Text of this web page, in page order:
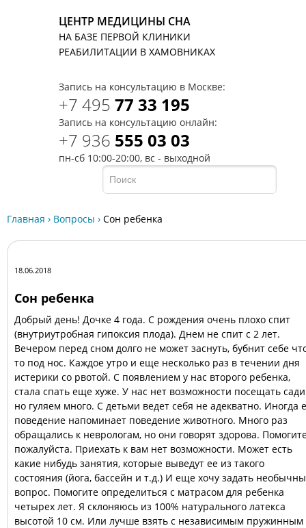
ЦЕНТР МЕДИЦИНЫ СНА
НА БАЗЕ ПЕРВОЙ КЛИНИКИ
РЕАБИЛИТАЦИИ В ХАМОВНИКАХ
Запись на консультацию в Москве:
+7 495 77 33 195
Запись на консультацию онлайн:
+7 936 555 03 03
пн-сб 10:00-20:00, вс - выходной
Главная › Вопросы › Сон ребенка
18.06.2018
Сон ребенка
Добрый день! Дочке 4 года. С рождения очень плохо спит
(внутриутробная гипоксия плода). Днем не спит с 2 лет.
Вечером перед сном долго не может заснуть, бубнит себе
то под нос. Каждое утро и еще несколько раз в течении дня
истерики со рвотой. С появлением у нас второго ребенка,
стала спать еще хуже. У нас нет возможности посещать
но гуляем много. С детьми ведет себя не адекватно. Иногда
поведение напоминает поведение животного. Много раз
обращались к неврологам, но они говорят здорова.
пожалуйста. Приехать к вам нет возможности. Может есть
какие нибудь занятия, которые выведут ее из такого
состояния (йога, бассейн и т.д.) И еще хочу задать
вопрос. Помогите определиться с матрасом для ребенка
четырех лет. Я склоняюсь из 100% натурального латекса
высотой 10 см. Или лучше взять с независимым пружинным